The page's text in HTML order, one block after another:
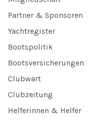
Partner & Sponsoren
Yachtregister
Bootspolitik
Bootsversicherungen
Clubwart
Clubzeitung
Helferinnen & Helfer